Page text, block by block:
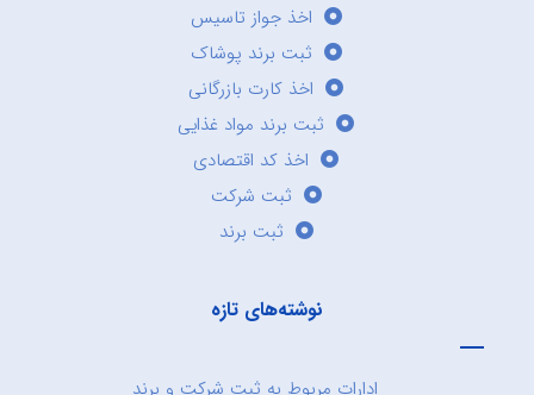
اخذ جواز تاسیس
ثبت برند پوشاک
اخذ کارت بازرگانی
ثبت برند مواد غذایی
اخذ کد اقتصادی
ثبت شرکت
ثبت برند
نوشته‌های تازه
ادارات مربوط به ثبت شرکت و برند